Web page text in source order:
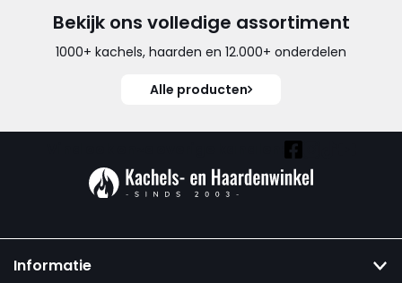
Bekijk ons volledige assortiment
1000+ kachels, haarden en 12.000+ onderdelen
Alle producten
Informatie